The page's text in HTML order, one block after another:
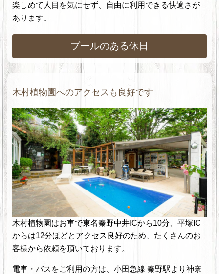
楽しめて人目を気にせず、自由に利用できる快適さが
あります。
プールのある休日
木村植物園へのアクセスも良好です
木村植物園はお車で東名秦野中井ICから10分、平塚IC
からは12分ほどとアクセス良好のため、たくさんのお
客様から依頼を頂いております。
電車・バスをご利用の方は、小田急線 秦野駅より神奈